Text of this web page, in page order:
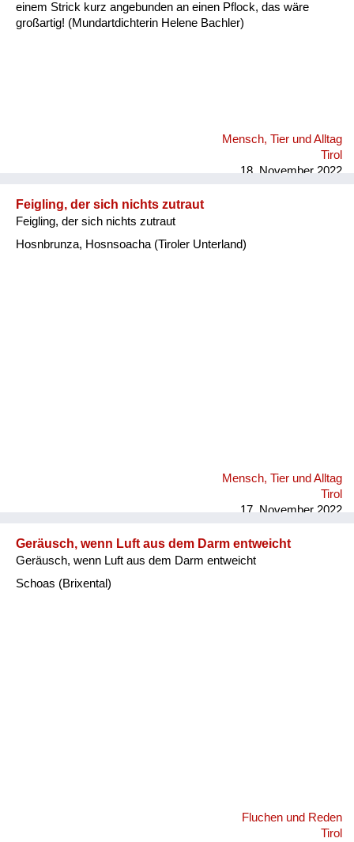
einem Strick kurz angebunden an einen Pflock, das wäre
großartig! (Mundartdichterin Helene Bachler)
Mensch, Tier und Alltag
Tirol
18. November 2022
Feigling, der sich nichts zutraut
Feigling, der sich nichts zutraut
Hosnbrunza, Hosnsoacha (Tiroler Unterland)
Mensch, Tier und Alltag
Tirol
17. November 2022
Geräusch, wenn Luft aus dem Darm entweicht
Geräusch, wenn Luft aus dem Darm entweicht
Schoas (Brixental)
Fluchen und Reden
Tirol